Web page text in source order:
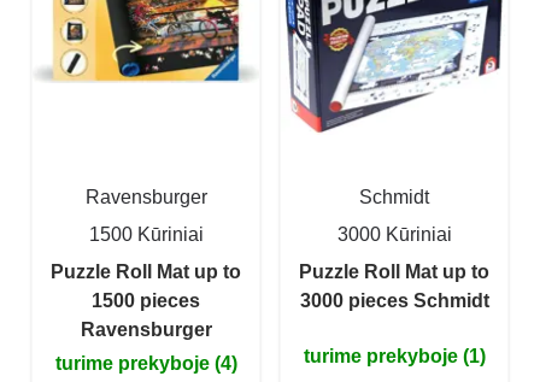
Ravensburger
1500 Kūriniai
Puzzle Roll Mat up to
1500 pieces
Ravensburger
turime prekyboje (4)
Schmidt
3000 Kūriniai
Puzzle Roll Mat up to
3000 pieces Schmidt
turime prekyboje (1)